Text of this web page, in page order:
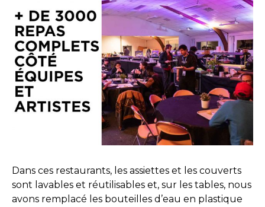
Dans ces restaurants, les assiettes et les couverts
sont lavables et réutilisables et, sur les tables, nous
avons remplacé les bouteilles d’eau en plastique